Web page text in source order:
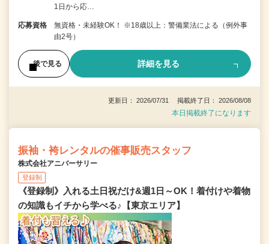
1日から応…
応募資格
無資格・未経験OK！ ※18歳以上：警備業法による（例外事
由2号）
後で見る 詳細を見る
更新日： 2026/07/31 掲載終了日： 2026/08/08
本日掲載終了になります
振袖・袴レンタルの催事販売スタッフ
株式会社アニバーサリー
登録制
《登録制》入れる土日祝だけ&週1日～OK！着付けや着物
の知識もイチから学べる♪【東京エリア】